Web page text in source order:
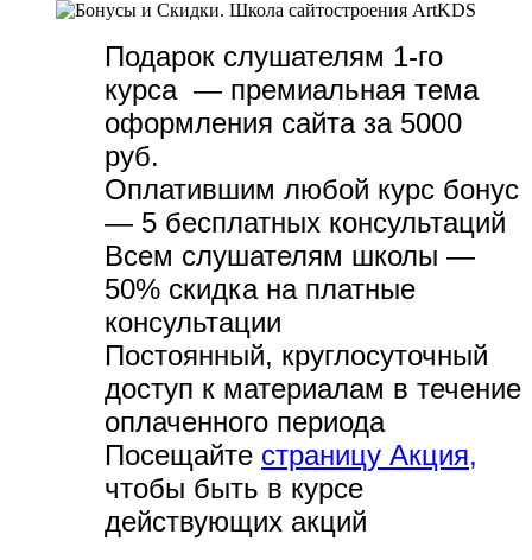
Подарок слушателям 1-го
курса — премиальная тема
оформления сайта за 5000
руб.
Оплатившим любой курс бонус
— 5 бесплатных консультаций
Всем слушателям школы —
50% скидка на платные
консультации
Постоянный, круглосуточный
доступ к материалам в течение
оплаченного периода
Посещайте страницу Акция,
чтобы быть в курсе
действующих акций